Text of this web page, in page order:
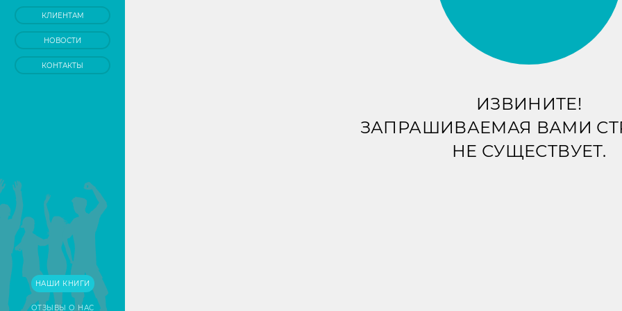
КЛИЕНТАМ
НОВОСТИ
КОНТАКТЫ
НАШИ КНИГИ
ОТЗЫВЫ О НАС
ИЗВИНИТЕ!
ЗАПРАШИВАЕМАЯ ВАМИ
НЕ СУЩЕСТВУЕТ.